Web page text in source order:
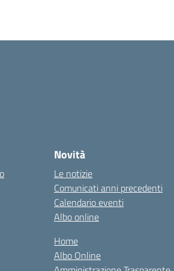
Novità
Le notizie
Comunicati anni precedenti
Calendario eventi
Albo online
Home
Albo Online